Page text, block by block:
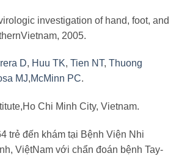
investigation of hand, foot, and
2005.
D, Huu TK, Tien NT, Thuong
MJ,McMinn PC.
Chi Minh City, Vietnam.
trẻ đến khám tại Bệnh Viện Nhi
ViệtNam với chẩn đoán bệnh Tay-